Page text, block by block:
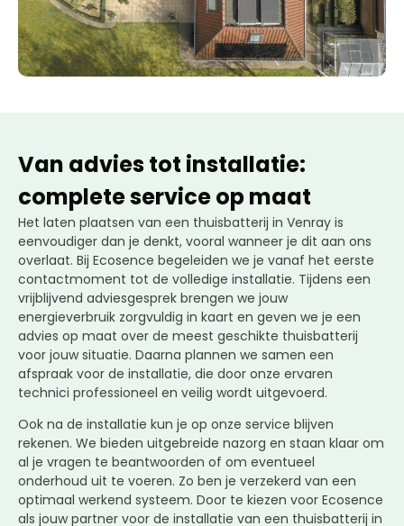
Van advies tot installatie:
complete service op maat
Het laten plaatsen van een thuisbatterij in Venray is
eenvoudiger dan je denkt, vooral wanneer je dit aan ons
overlaat. Bij Ecosence begeleiden we je vanaf het eerste
contactmoment tot de volledige installatie. Tijdens een
vrijblijvend adviesgesprek brengen we jouw
energieverbruik zorgvuldig in kaart en geven we je een
advies op maat over de meest geschikte thuisbatterij
voor jouw situatie. Daarna plannen we samen een
afspraak voor de installatie, die door onze ervaren
technici professioneel en veilig wordt uitgevoerd.
Ook na de installatie kun je op onze service blijven
rekenen. We bieden uitgebreide nazorg en staan klaar om
al je vragen te beantwoorden of om eventueel
onderhoud uit te voeren. Zo ben je verzekerd van een
optimaal werkend systeem. Door te kiezen voor Ecosence
als jouw partner voor de installatie van een thuisbatterij in